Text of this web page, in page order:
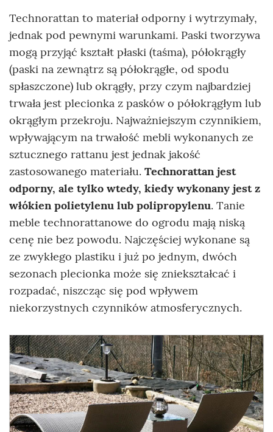
Technorattan to materiał odporny i wytrzymały,
jednak pod pewnymi warunkami. Paski tworzywa
mogą przyjąć kształt płaski (taśma), półokrągły
(paski na zewnątrz są półokrągłe, od spodu
spłaszczone) lub okrągły, przy czym najbardziej
trwała jest plecionka z pasków o półokrągłym lub
okrągłym przekroju. Najważniejszym czynnikiem,
wpływającym na trwałość mebli wykonanych ze
sztucznego rattanu jest jednak jakość
zastosowanego materiału. Technorattan jest
odporny, ale tylko wtedy, kiedy wykonany jest z
włókien polietylenu lub polipropylenu. Tanie
meble technorattanowe do ogrodu mają niską
cenę nie bez powodu. Najczęściej wykonane są
ze zwykłego plastiku i już po jednym, dwóch
sezonach plecionka może się zniekształcać i
rozpadać, niszcząc się pod wpływem
niekorzystnych czynników atmosferycznych.